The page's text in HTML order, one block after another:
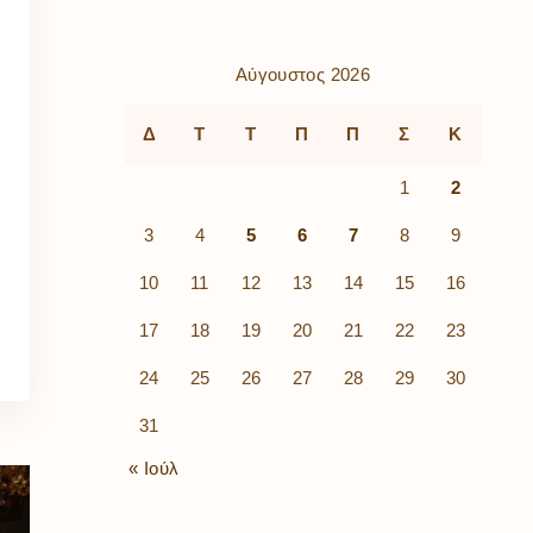
Αύγουστος 2026
Δ Τ Τ Π Π Σ Κ
1 2
3 4 5 6 7 8 9
10 11 12 13 14 15 16
17 18 19 20 21 22 23
24 25 26 27 28 29 30
31
« Ιούλ